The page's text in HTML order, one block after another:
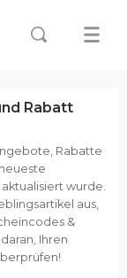
Rabatt
Rabatte
wurde.
aus,
&
Ihren